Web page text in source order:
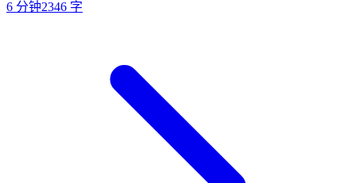
6 分钟2346 字